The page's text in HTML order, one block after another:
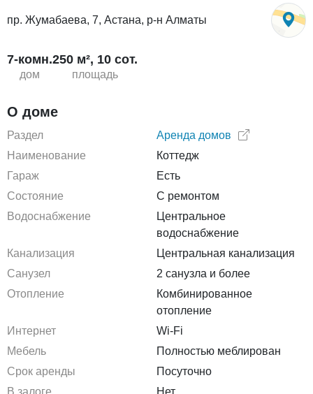
пр. Жумабаева, 7, Астана, р-н Алматы
7-комн.
дом
250 м², 10 сот.
площадь
О доме
Раздел
Аренда домов
Наименование
Коттедж
Гараж
Есть
Состояние
С ремонтом
Водоснабжение
Центральное
водоснабжение
Канализация
Центральная канализация
Санузел
2 санузла и более
Отопление
Комбинированное
отопление
Интернет
Wi-Fi
Мебель
Полностью меблирован
Срок аренды
Посуточно
В залоге
Нет